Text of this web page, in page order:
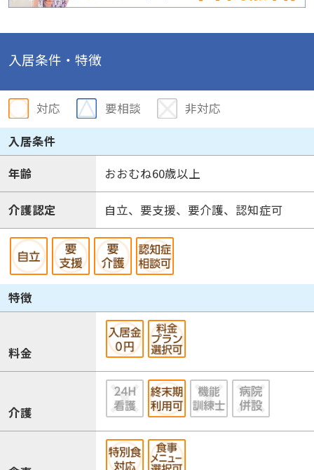
入居条件・特徴
対応 要相談
非対応
入居条件
年齢
おおむね60歳以上
介護認定 自立、要支援、要介護、認知症可
特徴
料金
介護